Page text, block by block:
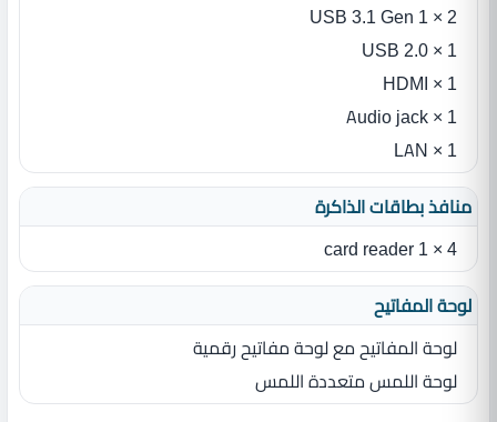
2 × USB 3.1 Gen 1
1 × USB 2.0
1 × HDMI
1 × Audio jack
1 × LAN
منافذ بطاقات الذاكرة
4 × 1 card reader
لوحة المفاتيح
لوحة المفاتيح مع لوحة مفاتيح رقمية
لوحة اللمس متعددة اللمس